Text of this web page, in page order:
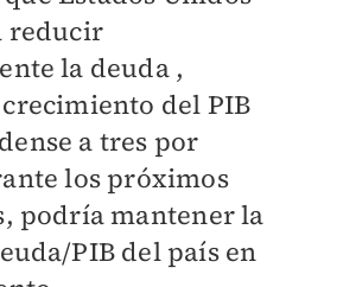
reducir
la deuda ,
del PIB
a tres por
los próximos
podría mantener la
PIB del país en